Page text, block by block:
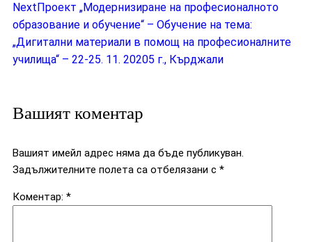
NextПроект „Модернизиране на професионалното
образование и обучение“ – Обучение на тема:
„Дигитални материали в помощ на професионалните
училища“ – 22-25. 11. 20205 г., Кърджали
Вашият коментар
Вашият имейл адрес няма да бъде публикуван.
Задължителните полета са отбелязани с *
Коментар: *